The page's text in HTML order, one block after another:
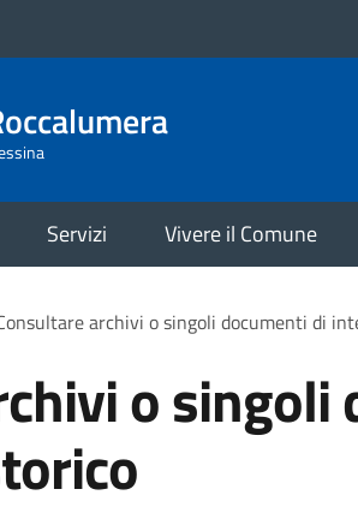
Servizi Vivere il Comune
archivi o singoli documenti di
o singoli